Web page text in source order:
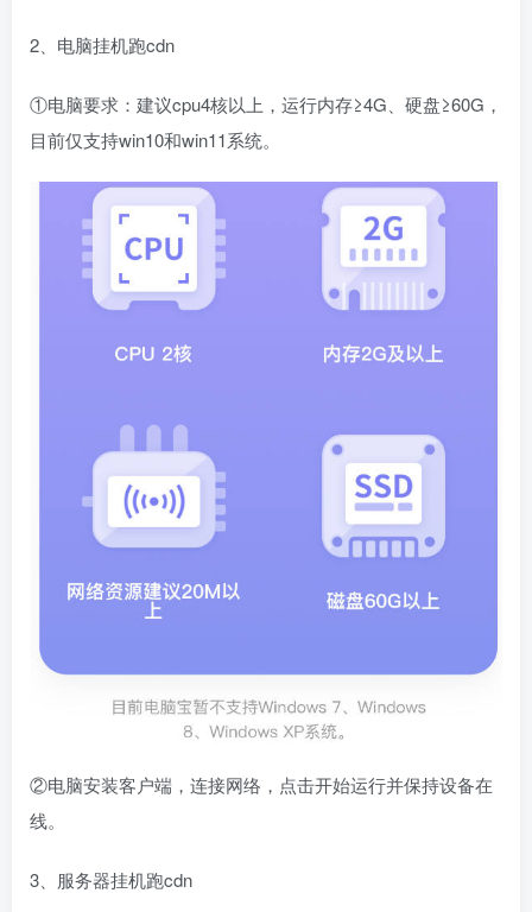
2、电脑挂机跑cdn
①电脑要求：建议cpu4核以上，运行内存≥4G、硬盘≥60G，
目前仅支持win10和win11系统。
②电脑安装客户端，连接网络，点击开始运行并保持设备在
线。
3、服务器挂机跑cdn